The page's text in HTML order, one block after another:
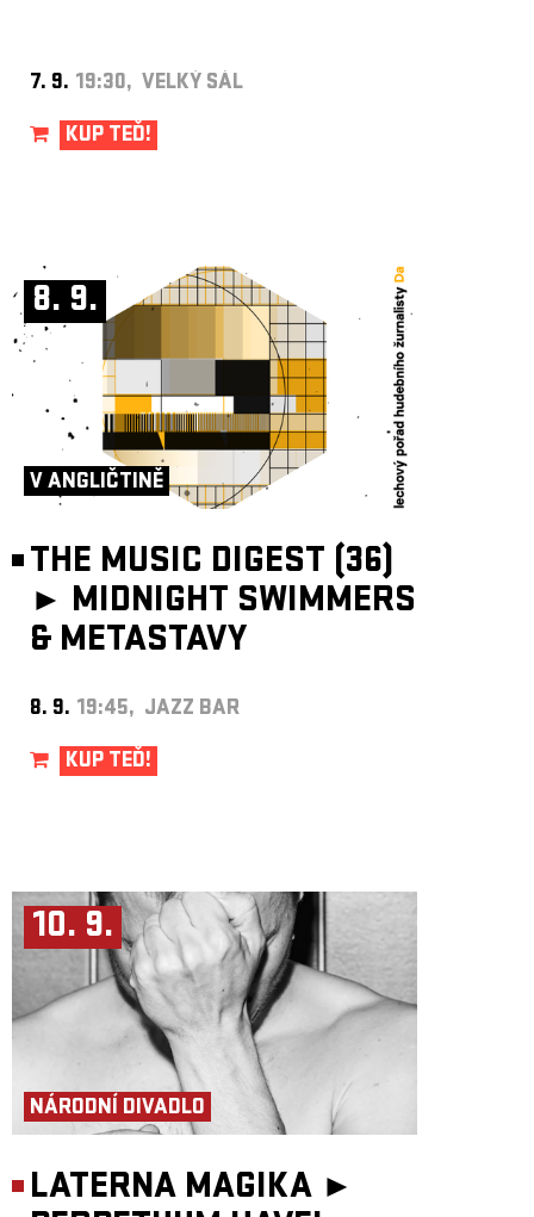
7. 9. 19:30, VELKÝ SÁL
KUP TEĎ!
8. 9.
V ANGLIČTINĚ
THE MUSIC DIGEST (36)
► MIDNIGHT SWIMMERS
& METASTAVY
8. 9. 19:45, JAZZ BAR
KUP TEĎ!
10. 9.
NÁRODNÍ DIVADLO
LATERNA MAGIKA ►